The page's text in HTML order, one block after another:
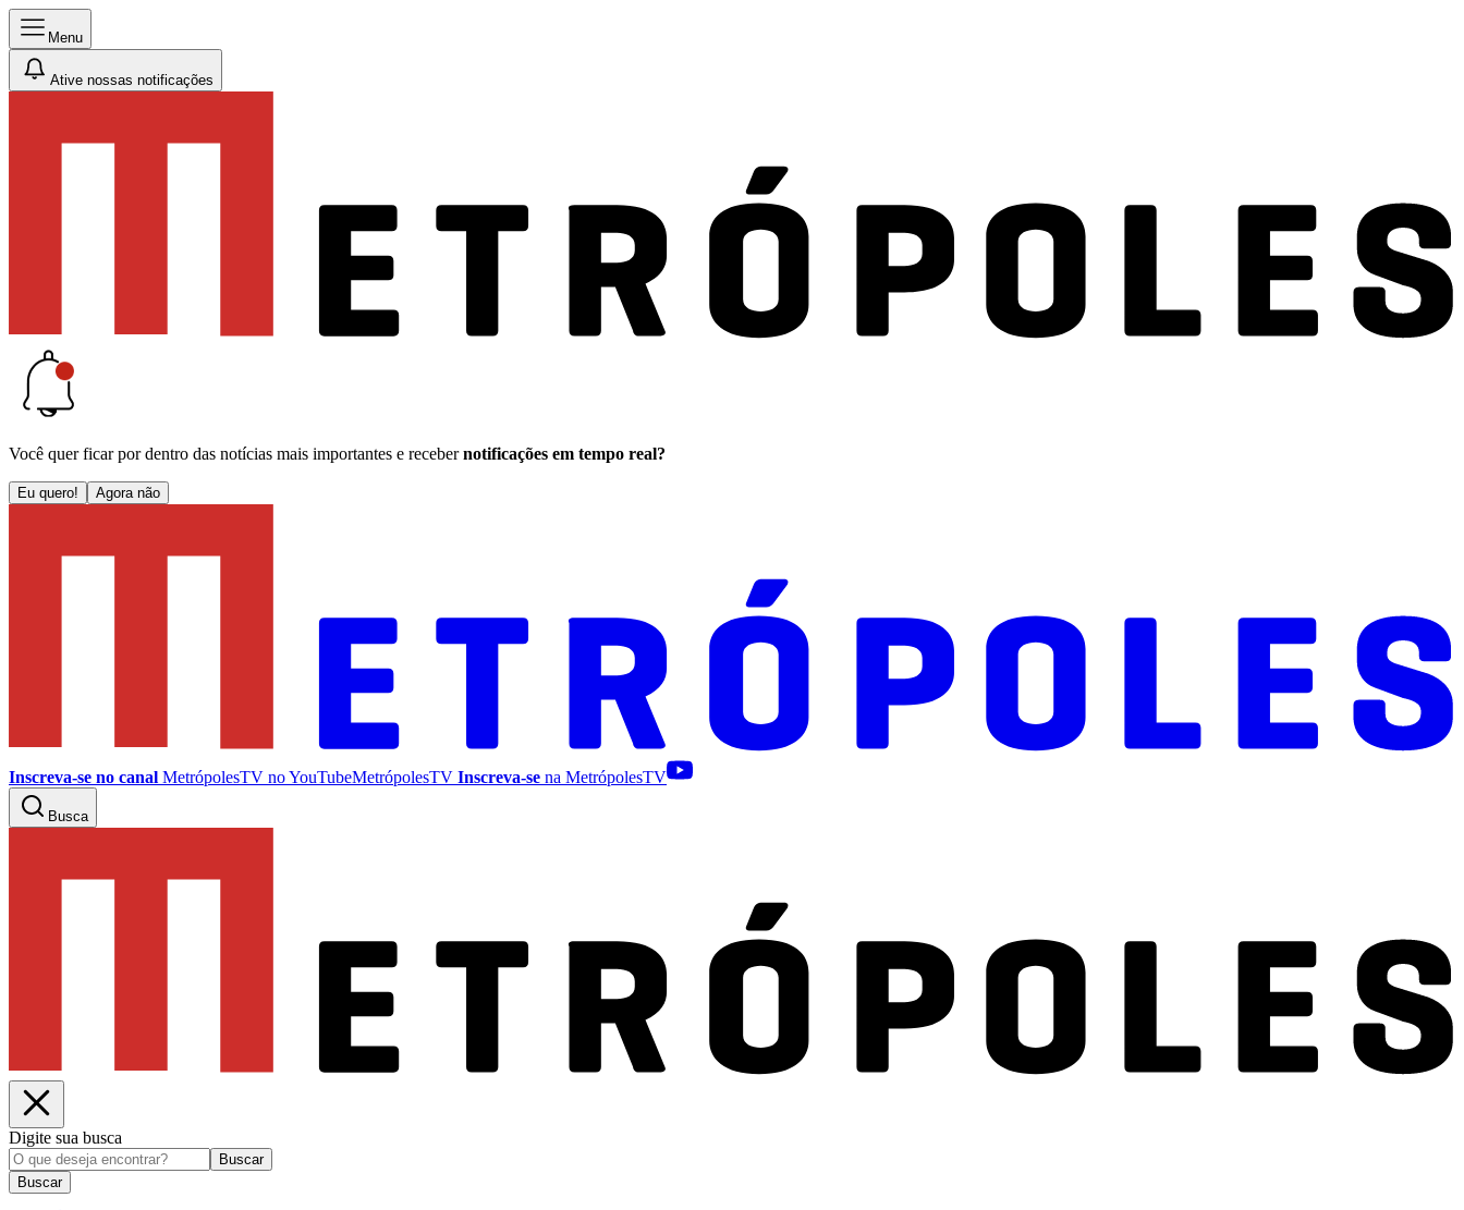
Menu
Ative nossas notificações
Você quer ficar por dentro das notícias mais importantes e receber notificações em tempo real?
Eu quero! Agora não
Inscreva-se no canal MetrópolesTV noYouTubeMetrópolesTV Inscreva-se na MetrópolesTV
Busca
Digite sua busca
Buscar
Buscar